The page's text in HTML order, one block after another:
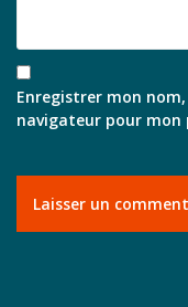
Enregistrer mon
navigateur pour mon